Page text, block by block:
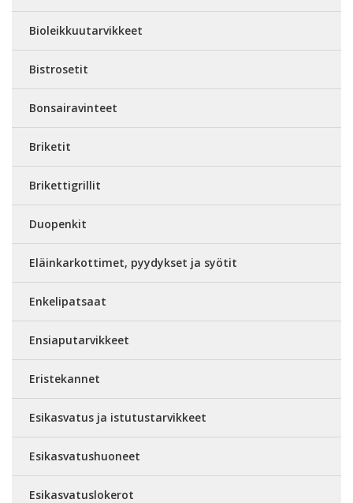
Bioleikkuutarvikkeet
Bistrosetit
Bonsairavinteet
Briketit
Brikettigrillit
Duopenkit
Eläinkarkottimet, pyydykset ja syötit
Enkelipatsaat
Ensiaputarvikkeet
Eristekannet
Esikasvatus ja istutustarvikkeet
Esikasvatushuoneet
Esikasvatuslokerot